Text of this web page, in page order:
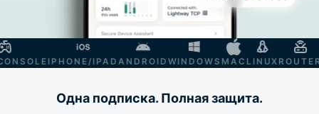
IPHONE/IPADANDROIDWINDOWSMACLINUXROUTER
Одна подписка. Полная защита.